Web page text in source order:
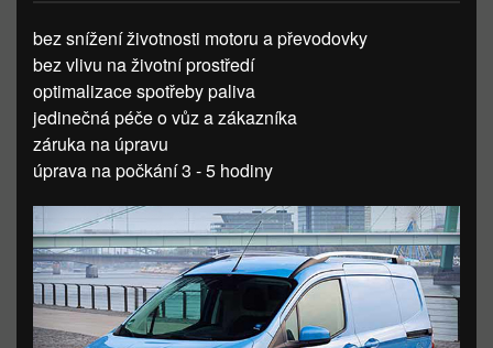
bez snížení životnosti motoru a převodovky
bez vlivu na životní prostředí
optimalizace spotřeby paliva
jedinečná péče o vůz a zákazníka
záruka na úpravu
úprava na počkání 3 - 5 hodiny